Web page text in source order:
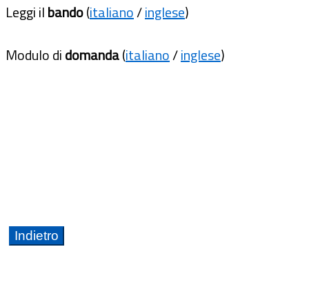
Leggi ilbando(italiano/inglese)
Modulo didomanda(italiano/inglese)